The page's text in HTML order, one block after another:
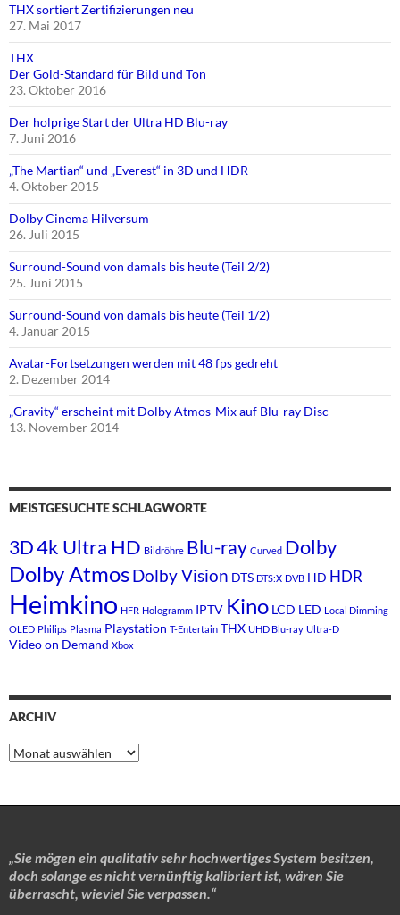
THX sortiert Zertifizierungen neu
27. Mai 2017
THX
Der Gold-Standard für Bild und Ton
23. Oktober 2016
Der holprige Start der Ultra HD Blu-ray
7. Juni 2016
„The Martian“ und „Everest“ in 3D und HDR
4. Oktober 2015
Dolby Cinema Hilversum
26. Juli 2015
Surround-Sound von damals bis heute (Teil 2/2)
25. Juni 2015
Surround-Sound von damals bis heute (Teil 1/2)
4. Januar 2015
Avatar-Fortsetzungen werden mit 48 fps gedreht
2. Dezember 2014
„Gravity“ erscheint mit Dolby Atmos-Mix auf Blu-ray Disc
13. November 2014
MEISTGESUCHTE SCHLAGWORTE
3D4k Ultra HD Bildröhre Blu-ray Curved Dolby
Dolby AtmosDolby Vision DTS DTS:X DVB HD HDR
Heimkino HFR Hologramm IPTV Kino LCD LED Local Dimming
OLED Philips Plasma Playstation T-Entertain THX UHD Blu-ray Ultra-D
Video on Demand Xbox
ARCHIV
Archiv
„Sie mögen ein qualitativ sehr hochwertiges System besitzen,
doch solange es nicht vernünftig kalibriert ist, wären Sie
überrascht, wieviel Sie verpassen.“